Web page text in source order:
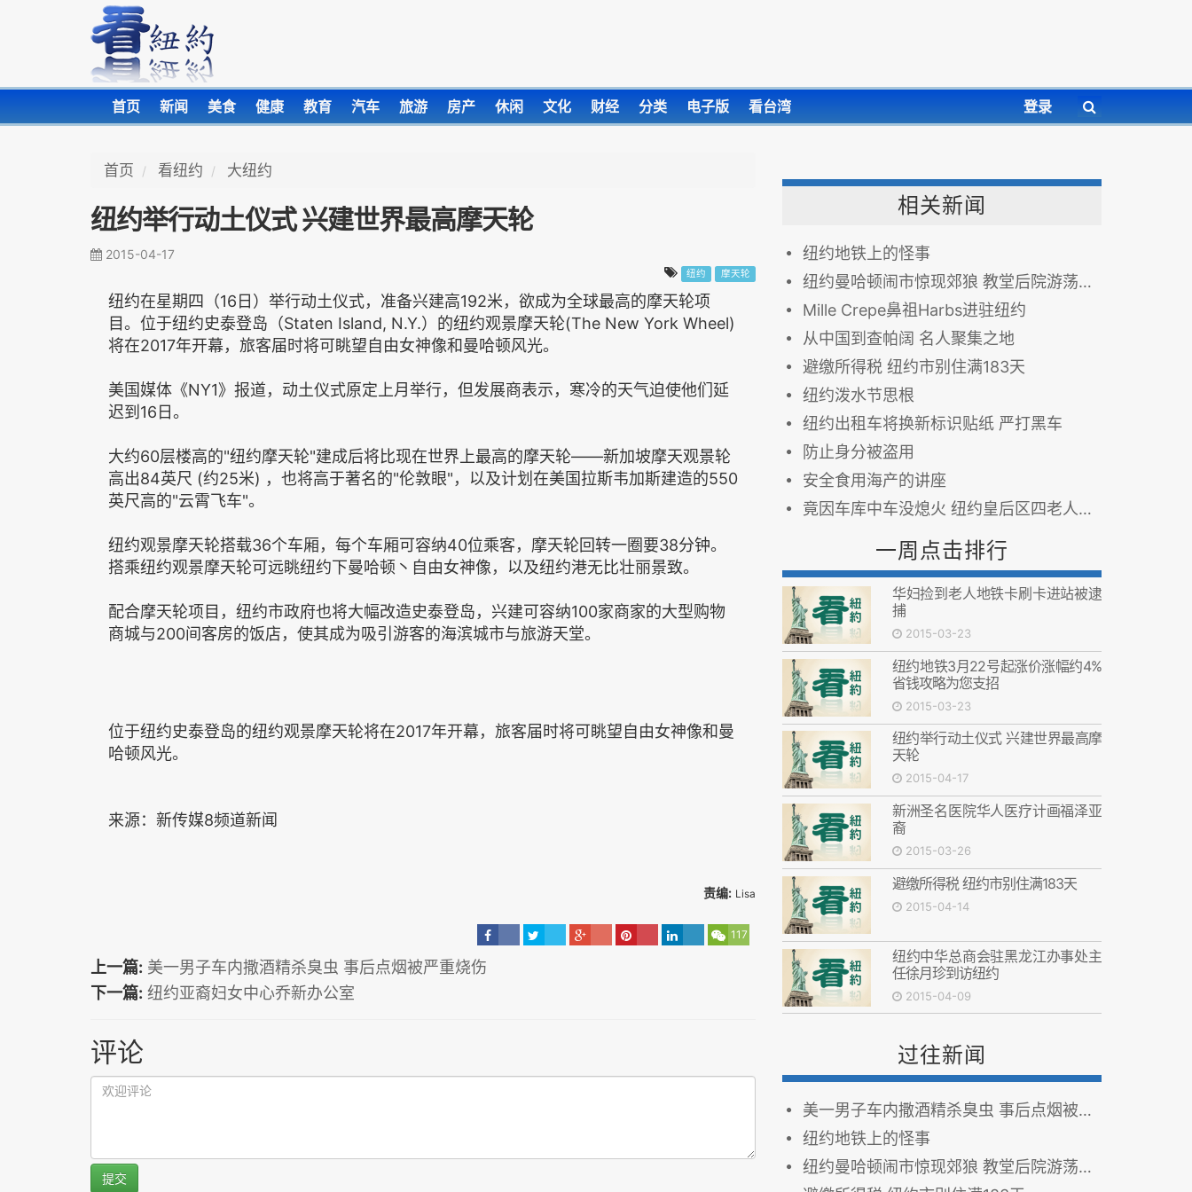
首页 新闻 美食 健康 教育 汽车 旅游 房产 休闲 文化 财经 分类 电子版 看台湾 登录
首页 看纽约 大纽约
纽约举行动土仪式 兴建世界最高摩天轮
2015-04-17
纽约 摩天轮
纽约在星期四（16日）举行动土仪式，准备兴建高192米，欲成为全球最高的摩天轮项
目。位于纽约史泰登岛（Staten Island, N.Y.）的纽约观景摩天轮(The New York Wheel)
将在2017年开幕，旅客届时将可眺望自由女神像和曼哈顿风光。
美国媒体《NY1》报道，动土仪式原定上月举行，但发展商表示，寒冷的天气迫使他们延
迟到16日。
大约60层楼高的"纽约摩天轮"建成后将比现在世界上最高的摩天轮——新加坡摩天观景轮
高出84英尺 (约25米) ，也将高于著名的"伦敦眼"，以及计划在美国拉斯韦加斯建造的550
英尺高的"云霄飞车"。
纽约观景摩天轮搭载36个车厢，每个车厢可容纳40位乘客，摩天轮回转一圈要38分钟。
搭乘纽约观景摩天轮可远眺纽约下曼哈顿丶自由女神像，以及纽约港无比壮丽景致。
配合摩天轮项目，纽约市政府也将大幅改造史泰登岛，兴建可容纳100家商家的大型购物
商城与200间客房的饭店，使其成为吸引游客的海滨城市与旅游天堂。
位于纽约史泰登岛的纽约观景摩天轮将在2017年开幕，旅客届时将可眺望自由女神像和曼
哈顿风光。
来源：新传媒8频道新闻
责编: Lisa
117
上一篇: 美一男子车内撒酒精杀臭虫 事后点烟被严重烧伤
下一篇: 纽约亚裔妇女中心乔新办公室
评论
提交
相关新闻
纽约地铁上的怪事
纽约曼哈顿闹市惊现郊狼 教堂后院游荡吓呆路人
Mille Crepe鼻祖Harbs进驻纽约
从中国到查帕阔 名人聚集之地
避缴所得税 纽约市别住满183天
纽约泼水节思根
纽约出租车将换新标识贴纸 严打黑车
防止身分被盗用
安全食用海产的讲座
竟因车库中车没熄火 纽约皇后区四老人一氧化碳中毒丧命
一周点击排行
华妇捡到老人地铁卡刷卡进站被逮
捕
2015-03-23
纽约地铁3月22号起涨价涨幅约4%
省钱攻略为您支招
2015-03-23
纽约举行动土仪式 兴建世界最高摩
天轮
2015-04-17
新洲圣名医院华人医疗计画福泽亚
裔
2015-03-26
避缴所得税 纽约市别住满183天
2015-04-14
纽约中华总商会驻黑龙江办事处主
任徐月珍到访纽约
2015-04-09
过往新闻
美一男子车内撒酒精杀臭虫 事后点烟被严重烧伤
纽约地铁上的怪事
纽约曼哈顿闹市惊现郊狼 教堂后院游荡吓呆路人